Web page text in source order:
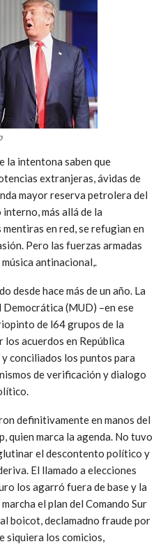
la intentona saben que
extranjeras, ávidas de
mayor reserva petrolera del
más allá de la
en red, se refugian en
Pero las fuerzas armadas
antinacional,.
desde hace más de un año. La
(MUD) –en ese
de l64 grupos de la
acuerdos en República
conciliados los puntos para
de verificación y dialogo
definitivamente en manos del
quien marca la agenda. No tuvo
el descontento político y
El llamado a elecciones
los agarró fuera de base y la
el plan del Comando Sur
boicot, declamadno fraude por
siquiera los comicios,